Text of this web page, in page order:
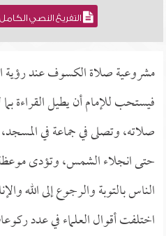
التفريغ النصي الكامل
مشروعية صلاة الكسوف عند
فيستحب للإمام أن يطيل القراءة
صلاته، وتصلى في جماعة في
حتى انجلاء الشمس، وتؤدى
الناس بالتوبة والرجوع إلى الله
اختلفت أقوال العلماء في عدد